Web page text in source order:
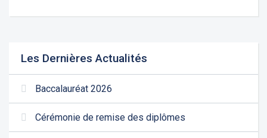
Les Dernières Actualités
Baccalauréat 2026
Cérémonie de remise des diplômes